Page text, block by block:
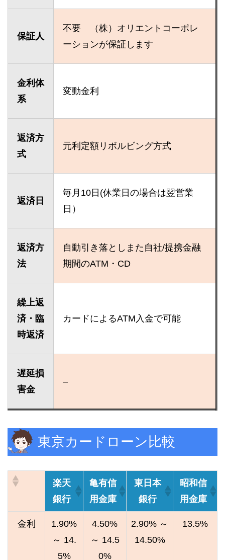
保証人
不要 （株）オリエントコーポレ
ーションが保証します
金利体
系
変動金利
返済方
式
元利定額リボルビング方式
返済日
毎月10日(休業日の場合は翌営業
日）
返済方
法
自動引き落としまた自社/提携金融
期間のATM・CD
繰上返
済・臨
時返済
カードによるATM入金で可能
遅延損
害金
–
東京カードローン比較
楽天
銀行
亀有信
用金庫
東日本
銀行
昭和信
用金庫
金利
1.90%
～ 14.
5%
4.50%
～ 14.5
0%
2.90% ～
14.50%
13.5%